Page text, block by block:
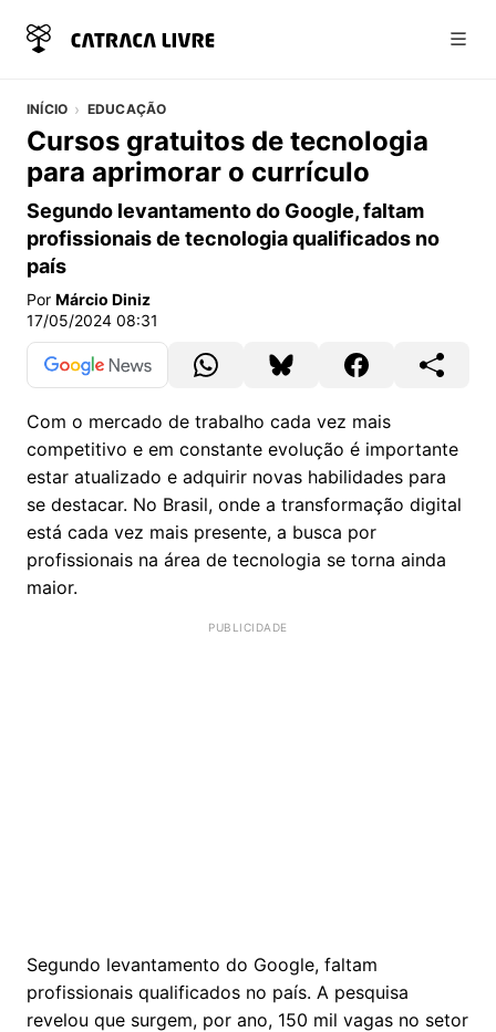
INÍCIO EDUCAÇÃO
Cursos gratuitos de tecnologia
para aprimorar o currículo
Segundo levantamento do Google, faltam
profissionais de tecnologia qualificados no
país
Por Márcio Diniz
17/05/2024 08:31
Com o mercado de trabalho cada vez mais
competitivo e em constante evolução é importante
estar atualizado e adquirir novas habilidades para
se destacar. No Brasil, onde a transformação digital
está cada vez mais presente, a busca por
profissionais na área de tecnologia se torna ainda
maior.
Segundo levantamento do Google, faltam
profissionais qualificados no país. A pesquisa
revelou que surgem, por ano, 150 mil vagas no setor